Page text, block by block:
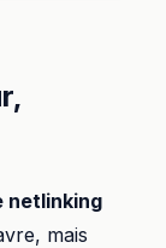
,
netlinking
, mais